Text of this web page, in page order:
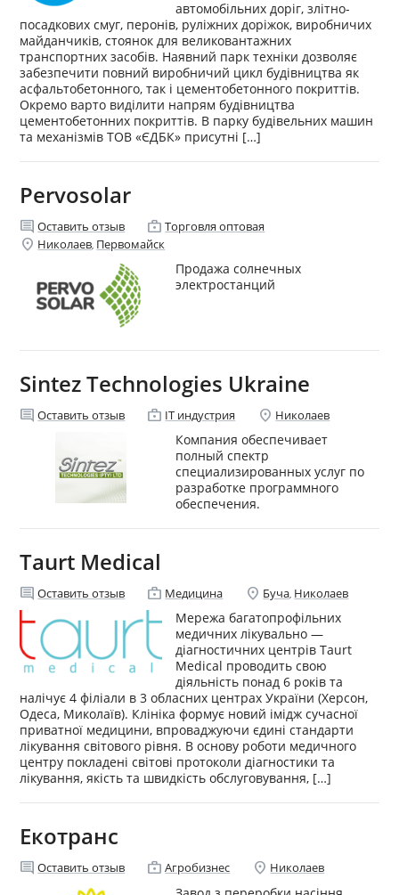
автомобільних доріг, злітно-
посадкових смуг, перонів, руліжних доріжок, виробничих
майданчиків, стоянок для великовантажних
транспортних засобів. Наявний парк техніки дозволяє
забезпечити повний виробничий цикл будівництва як
асфальтобетонного, так і цементобетонного покриттів.
Окремо варто виділити напрям будівництва
цементобетонних покриттів. В парку будівельних машин
та механізмів ТОВ «ЄДБК» присутні […]
Pervosolar
comment Оставить отзыв enterprise Торговля оптовая
location_on Николаев Первомайск
Продажа солнечных
электростанций
Sintez Technologies Ukraine
comment Оставить отзыв enterprise IT индустрия location_on Николаев
Компания обеспечивает
полный спектр
специализированных услуг по
разработке программного
обеспечения.
Taurt Medical
comment Оставить отзыв enterprise Медицина location_on Буча, Николаев
Мережа багатопрофільних
медичних лікувально —
діагностичних центрів Taurt
Medical проводить свою
діяльність понад 6 років та
налічує 4 філіали в 3 обласних центрах України (Херсон,
Одеса, Миколаїв). Клініка формує новий імідж сучасної
приватної медицини, впроваджуючи єдині стандарти
лікування світового рівня. В основу роботи медичного
центру покладені світові протоколи діагностики та
лікування, якість та швидкість обслуговування, […]
Екотранс
comment Оставить отзыв enterprise Агробизнес location_on Николаев